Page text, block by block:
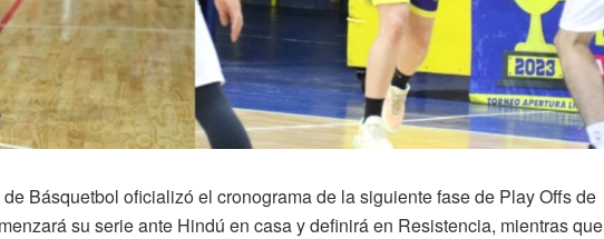
Básquetbol oficializó el cronograma de la siguiente fase de Play Offs de
su serie ante Hindú en casa y definirá en Resistencia, mientras que